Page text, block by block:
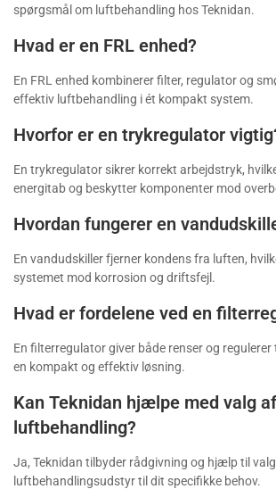
spørgsmål om luftbehandling hos Teknidan.
Hvad er en FRL enhed?
En FRL enhed kombinerer filter, regulator og
effektiv luftbehandling i ét kompakt system.
Hvorfor er en trykregulator
En trykregulator sikrer korrekt arbejdstryk,
energitab og beskytter komponenter mod
Hvordan fungerer en
En vandudskiller fjerner kondens fra luften,
systemet mod korrosion og driftsfejl.
Hvad er fordelene ved en
En filterregulator giver både renser og
en kompakt og effektiv løsning.
Kan Teknidan hjælpe med valg af
luftbehandling?
Ja, Teknidan tilbyder rådgivning og hjælp til
luftbehandlingsudstyr til dit specifikke behov.